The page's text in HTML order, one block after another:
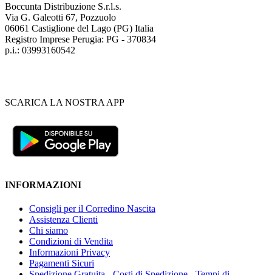
Boccunta Distribuzione S.r.l.s.
Via G. Galeotti 67, Pozzuolo
06061 Castiglione del Lago (PG) Italia
Registro Imprese Perugia: PG - 370834
p.i.: 03993160542
SCARICA LA NOSTRA APP
INFORMAZIONI
Consigli per il Corredino Nascita
Assistenza Clienti
Chi siamo
Condizioni di Vendita
Informazioni Privacy
Pagamenti Sicuri